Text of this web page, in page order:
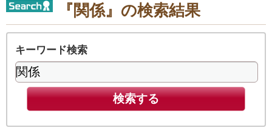
『関係』の検索結果
キーワード検索
検索する